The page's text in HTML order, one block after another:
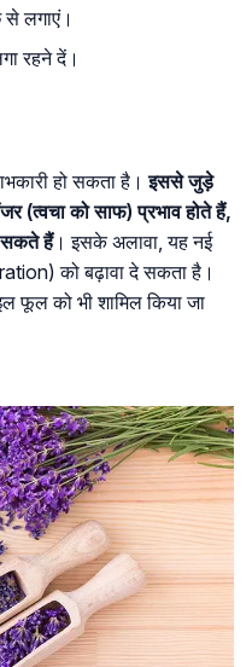
लगाएं।
रहने दें।
हो सकता है।इससे जुड़े
(त्वचा को साफ) प्रभाव होते हैं,
सकते हैं। इसके अलावा, यह नई
को बढ़ावा दे सकता है।
फूल को भी शामिल किया जा